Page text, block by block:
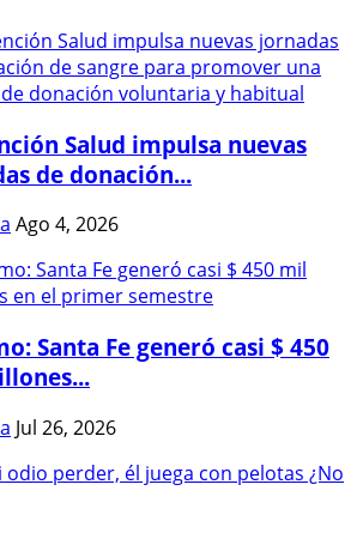
Salud impulsa nuevas
de donación...
Ago 4, 2026
Santa Fe generó casi $ 450
Jul 26, 2026